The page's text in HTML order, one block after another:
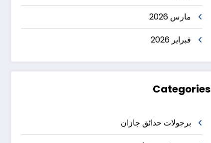
مارس 2026
فبراير 2026
Categories
برجولات حدائق جازان